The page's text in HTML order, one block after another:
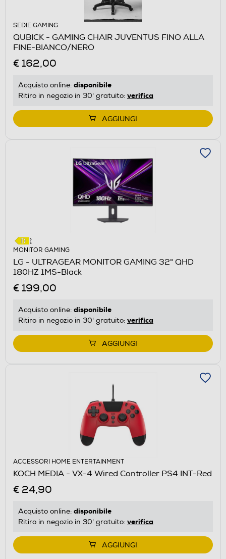
SEDIE GAMING
QUBICK - GAMING CHAIR JUVENTUS FINO ALLA
FINE-BIANCO/NERO
€ 162,00
Acquisto online: disponibile
Ritiro in negozio in 30' gratuito: verifica
AGGIUNGI
MONITOR GAMING
LG - ULTRAGEAR MONITOR GAMING 32" QHD
180HZ 1MS-Black
€ 199,00
Acquisto online: disponibile
Ritiro in negozio in 30' gratuito: verifica
AGGIUNGI
ACCESSORI HOME ENTERTAINMENT
KOCH MEDIA - VX-4 Wired Controller PS4 INT-Red
€ 24,90
Acquisto online: disponibile
Ritiro in negozio in 30' gratuito: verifica
AGGIUNGI